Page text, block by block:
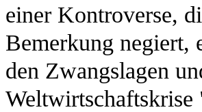
einer Kontroverse,
Bemerkung negiert,
den Zwangslagen
Weltwirtschaftskrise